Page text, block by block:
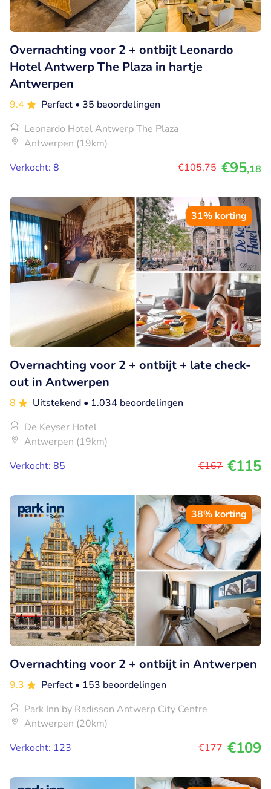
Overnachting voor 2 + ontbijt Leonardo
Hotel Antwerp The Plaza in hartje
Antwerpen
9.4 Perfect • 35 beoordelingen
Leonardo Hotel Antwerp The Plaza
Antwerpen (19km)
Verkocht: 8
€105,75 €95,18
31% korting
Overnachting voor 2 + ontbijt + late check-
out in Antwerpen
8 Uitstekend • 1.034 beoordelingen
De Keyser Hotel
Antwerpen (19km)
Verkocht: 85
€167 €115
38% korting
Overnachting voor 2 + ontbijt in Antwerpen
9.3 Perfect • 153 beoordelingen
Park Inn by Radisson Antwerp City Centre
Antwerpen (20km)
Verkocht: 123
€177 €109